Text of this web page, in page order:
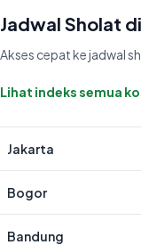
Jadwal Sholat
Akses cepat ke jadwal
Lihat indeks semua
Jakarta
Bogor
Bandung